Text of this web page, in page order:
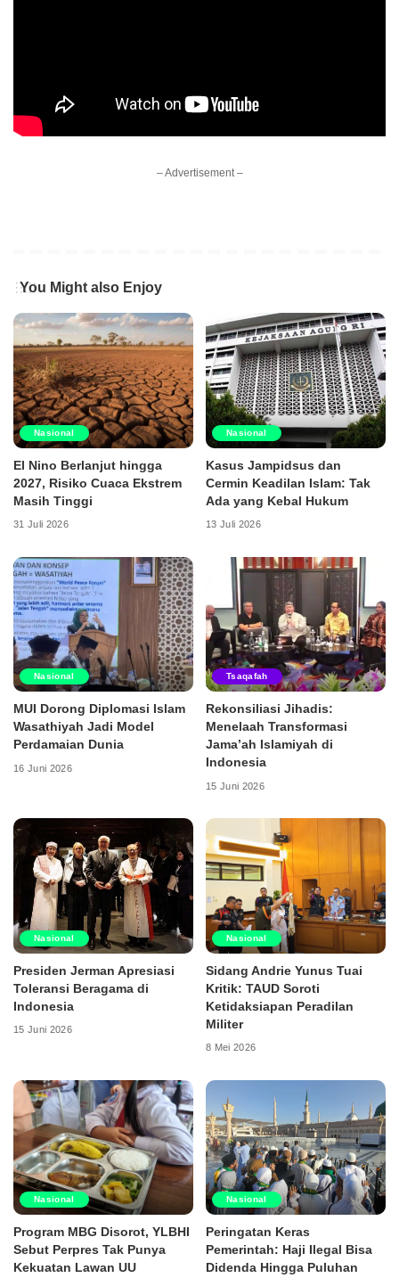
– Advertisement –
You Might also Enjoy
Nasional
El Nino Berlanjut hingga
2027, Risiko Cuaca Ekstrem
Masih Tinggi
31 Juli 2026
Nasional
Kasus Jampidsus dan
Cermin Keadilan Islam: Tak
Ada yang Kebal Hukum
13 Juli 2026
Nasional
MUI Dorong Diplomasi Islam
Wasathiyah Jadi Model
Perdamaian Dunia
16 Juni 2026
Tsaqafah
Rekonsiliasi Jihadis:
Menelaah Transformasi
Jama’ah Islamiyah di
Indonesia
15 Juni 2026
Nasional
Presiden Jerman Apresiasi
Toleransi Beragama di
Indonesia
15 Juni 2026
Nasional
Sidang Andrie Yunus Tuai
Kritik: TAUD Soroti
Ketidaksiapan Peradilan
Militer
8 Mei 2026
Nasional
Program MBG Disorot, YLBHI
Sebut Perpres Tak Punya
Kekuatan Lawan UU
Nasional
Peringatan Keras
Pemerintah: Haji Ilegal Bisa
Didenda Hingga Puluhan